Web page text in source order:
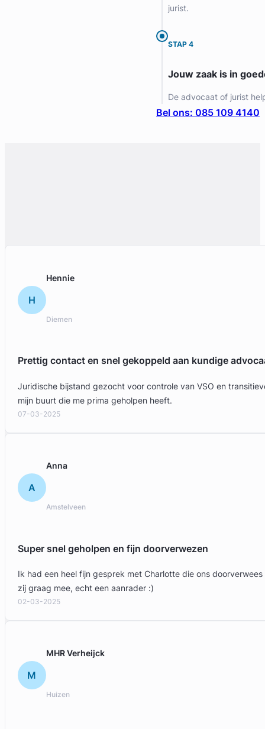
jurist.
STAP 4
Jouw zaak is in
De advocaat of jurist
Bel ons: 085 109 4140
H
Hennie
Diemen
Prettig contact en snel gekoppeld aan kundige
Juridische bijstand gezocht voor controle van VSO en
mijn buurt die me prima geholpen heeft.
07-03-2025
A
Anna
Amstelveen
Super snel geholpen en fijn doorverwezen
Ik had een heel fijn gesprek met Charlotte die ons
zij graag mee, echt een aanrader :)
02-03-2025
M
MHR Verheijck
Huizen